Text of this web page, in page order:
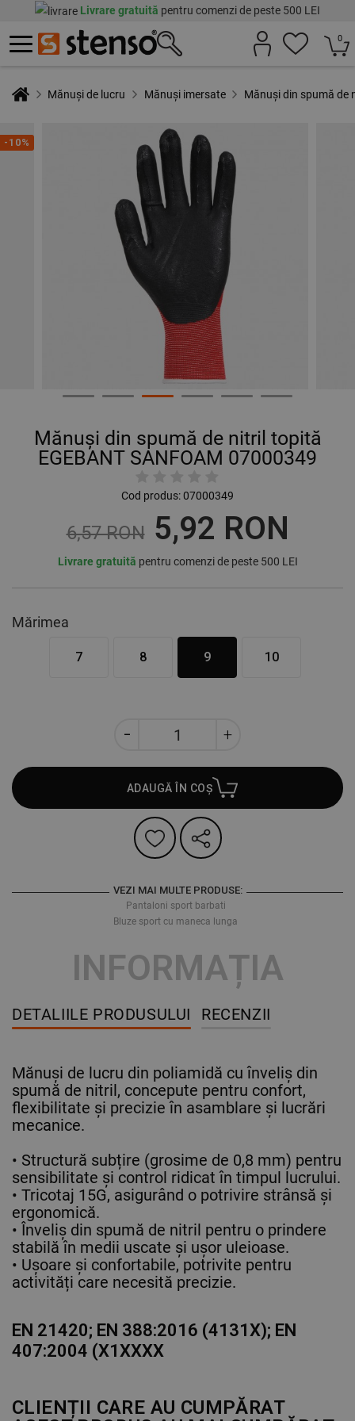
Livrare gratuită pentru comenzi de peste 500 LEI
0
Mănuși de lucru Mănuși imersate Mănuși din spumă de
-10%
Mănuși din spumă de nitril topită
EGEBANT SANFOAM 07000349
Cod produs:07000349
6,57 RON 5,92 RON
Livrare gratuită pentru comenzi de peste 500 LEI
Mărimea
7 8 9 10
ADAUGĂ ÎN COȘ
VEZI MAI MULTE PRODUSE:
Pantaloni sport barbati
Bluze sport cu maneca lunga
INFORMAȚIA
DETALIILE PRODUSULUI RECENZII
Mănuși de lucru din poliamidă cu înveliș din
spumă de nitril, concepute pentru confort,
flexibilitate și precizie în asamblare și lucrări
mecanice.
• Structură subțire (grosime de 0,8 mm) pentru
sensibilitate și control ridicat în timpul lucrului.
• Tricotaj 15G, asigurând o potrivire strânsă și
ergonomică.
• Înveliș din spumă de nitril pentru o prindere
stabilă în medii uscate și ușor uleioase.
• Ușoare și confortabile, potrivite pentru
activități care necesită precizie.
EN 21420; EN 388:2016 (4131X); EN
407:2004 (X1XXXX
CLIENȚII CARE AU CUMPĂRAT